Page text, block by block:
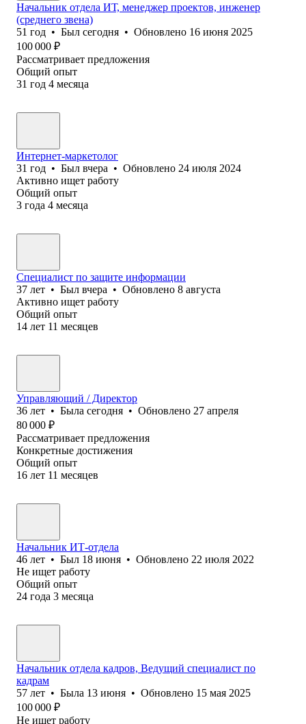
Начальник отдела ИТ, менеджер проектов, инженер
(среднего звена)
51 год • Был сегодня • Обновлено 16 июня 2025
100 000 ₽
Рассматривает предложения
Общий опыт
31 год 4 месяца
Интернет-маркетолог
31 год • Был вчера • Обновлено 24 июля 2024
Активно ищет работу
Общий опыт
3 года 4 месяца
Специалист по защите информации
37 лет • Был вчера • Обновлено 8 августа
Активно ищет работу
Общий опыт
14 лет 11 месяцев
Управляющий / Директор
36 лет • Была сегодня • Обновлено 27 апреля
80 000 ₽
Рассматривает предложения
Конкретные достижения
Общий опыт
16 лет 11 месяцев
Начальник ИТ-отдела
46 лет • Был 18 июня • Обновлено 22 июля 2022
Не ищет работу
Общий опыт
24 года 3 месяца
Начальник отдела кадров, Ведущий специалист по
кадрам
57 лет • Была 13 июня • Обновлено 15 мая 2025
100 000 ₽
Не ищет работу